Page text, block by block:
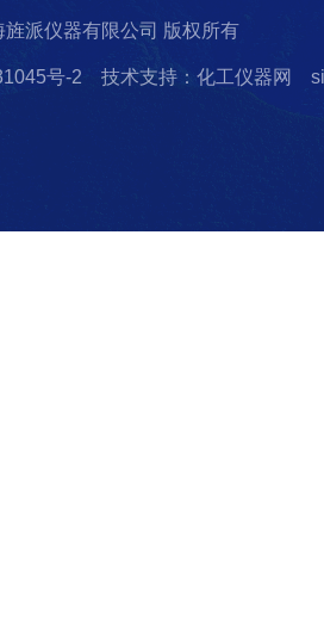
派仪器有限公司 版权所有
号-2 技术支持：化工仪器网